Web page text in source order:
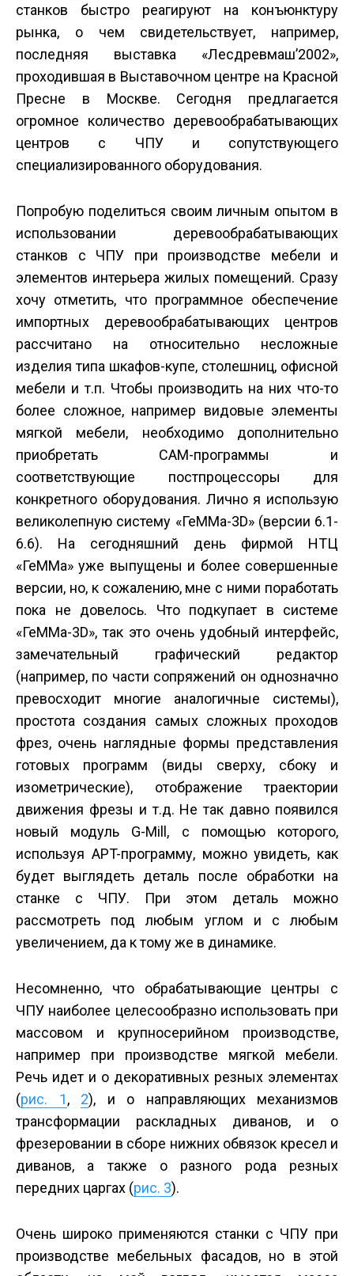
станков быстро реагируют на конъюнктуру
рынка, о чем свидетельствует, например,
последняя выставка «Лесдревмаш’2002»,
проходившая в Выставочном центре на Красной
Пресне в Москве. Сегодня предлагается
огромное количество деревообрабатывающих
центров с ЧПУ и сопутствующего
специализированного оборудования.
Попробую поделиться своим личным опытом в
использовании деревообрабатывающих
станков с ЧПУ при производстве мебели и
элементов интерьера жилых помещений. Сразу
хочу отметить, что программное обеспечение
импортных деревообрабатывающих центров
рассчитано на относительно несложные
изделия типа шкафов-купе, столешниц, офисной
мебели и т.п. Чтобы производить на них что-то
более сложное, например видовые элементы
мягкой мебели, необходимо дополнительно
приобретать CAM-программы и
соответствующие постпроцессоры для
конкретного оборудования. Лично я использую
великолепную систему «ГеММа-3D» (версии 6.1-
6.6). На сегодняшний день фирмой НТЦ
«ГеММа» уже выпущены и более совершенные
версии, но, к сожалению, мне с ними поработать
пока не довелось. Что подкупает в системе
«ГеММа-3D», так это очень удобный интерфейс,
замечательный графический редактор
(например, по части сопряжений он однозначно
превосходит многие аналогичные системы),
простота создания самых сложных проходов
фрез, очень наглядные формы представления
готовых программ (виды сверху, сбоку и
изометрические), отображение траектории
движения фрезы и т.д. Не так давно появился
новый модуль G-Mill, с помощью которого,
используя APT-программу, можно увидеть, как
будет выглядеть деталь после обработки на
станке с ЧПУ. При этом деталь можно
рассмотреть под любым углом и с любым
увеличением, да к тому же в динамике.
Несомненно, что обрабатывающие центры с
ЧПУ наиболее целесообразно использовать при
массовом и крупносерийном производстве,
например при производстве мягкой мебели.
Речь идет и о декоративных резных элементах
(рис. 1, 2), и о направляющих механизмов
трансформации раскладных диванов, и о
фрезеровании в сборе нижних обвязок кресел и
диванов, а также о разного рода резных
передних царгах (рис. 3).
Очень широко применяются станки с ЧПУ при
производстве мебельных фасадов, но в этой